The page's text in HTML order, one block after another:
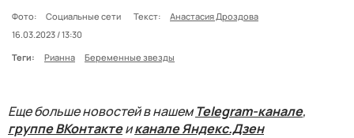
Фото: Социальные сети Текст:
Анастасия Дроздова
16.03.2023 / 13:30
Теги:
Рианна Беременные звезды
Еще больше новостей в нашемTelegram-канале,
группе ВКонтактеиканале Яндекс.Дзен